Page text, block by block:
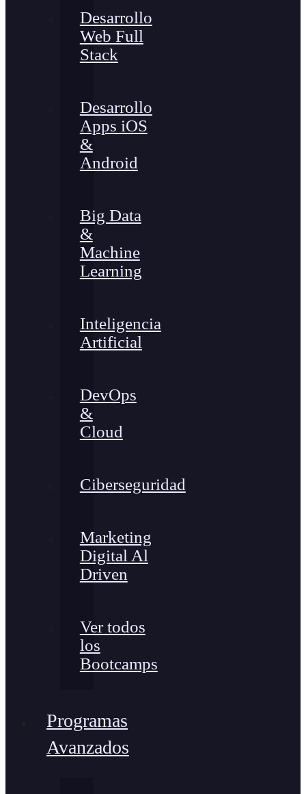
Desarrollo
Web Full
Stack
Desarrollo
Apps iOS
&
Android
Big Data
&
Machine
Learning
Inteligencia
Artificial
DevOps
&
Cloud
Ciberseguridad
Marketing
Digital Al
Driven
Ver todos
los
Bootcamps
Programas
Avanzados